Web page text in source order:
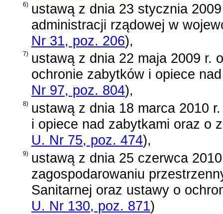
6) ustawą z dnia 23 stycznia
administracji rządowej w
Nr 31, poz. 206),
7) ustawą z dnia 22 maja 2009 r.
ochronie zabytków i opiece
Nr 97, poz. 804),
8) ustawą z dnia 18 marca 2010
i opiece nad zabytkami oraz o
U. Nr 75, poz. 474),
9) ustawą z dnia 25 czerwca
zagospodarowaniu
Sanitarnej oraz ustawy o
U. Nr 130, poz. 871)